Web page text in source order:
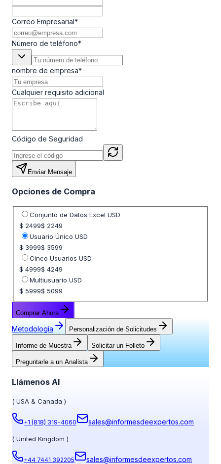
Correo Empresarial*
Número de teléfono*
nombre de empresa*
Cualquier requisito adicional
Código de Seguridad
Enviar Mensaje
Opciones de Compra
Seleccione opción de precio
Conjunto de Datos Excel USD
$ 2499$ 2249
Usuario Único USD
$ 3999$ 3599
Cinco Usuarios USD
$ 4999$ 4249
Multiusuario USD
$ 5999$ 5099
Comprar Ahora
Metodología Personalización de Solicitudes
Informe de Muestra Solicitar un Folleto
Preguntarle a un Analista
Llámenos Al
( USA & Canada )
+1 (818) 319-4060 sales@informesdeexpertos.com
( United Kingdom )
+44 7441 392205 sales@informesdeexpertos.com